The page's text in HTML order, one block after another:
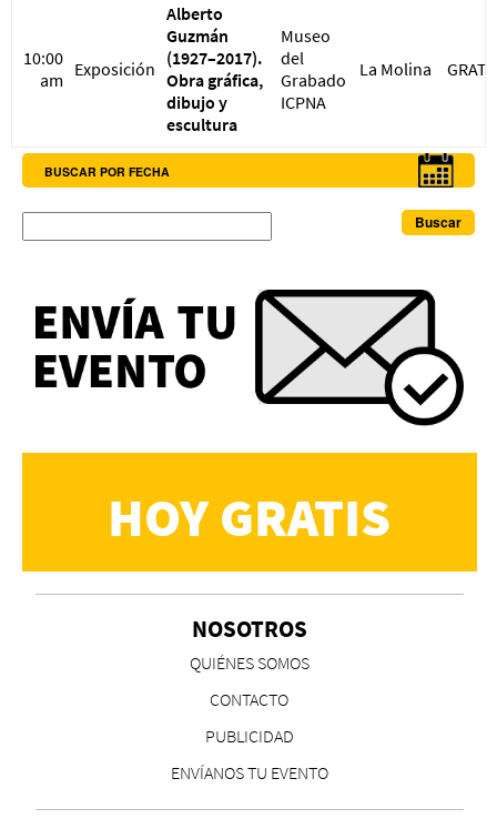
10:00
am Exposición
Alberto
Guzmán
(1927–2017).
Obra gráfica,
dibujo y
escultura
Museo
del
Grabado
ICPNA
La Molina
BUSCAR POR FECHA
HOY GRATIS
NOSOTROS
QUIÉNES SOMOS
CONTACTO
PUBLICIDAD
ENVÍANOS TU EVENTO